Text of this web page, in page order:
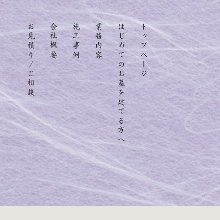
トップページ
はじめてのお墓を建てる方へ
業務内容
施工事例
会社概要
お見積り/ご相談